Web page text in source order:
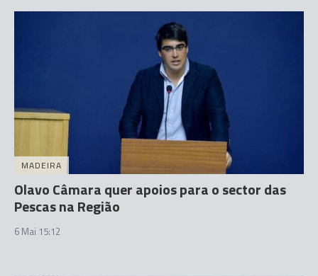
MADEIRA
Olavo Câmara quer apoios para o sector das
Pescas na Região
6 Mai 15:12